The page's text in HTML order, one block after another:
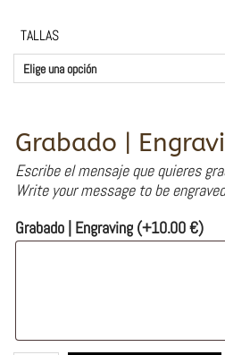
TALLAS
Grabado |
Escribe el mensaje que quieres
Write your message to be
Grabado | Engraving (+10.00€)